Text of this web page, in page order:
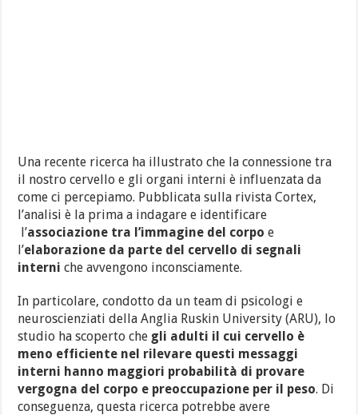
Una recente ricerca ha illustrato che la connessione tra
il nostro cervello e gli organi interni è influenzata da
come ci percepiamo. Pubblicata sulla rivista Cortex,
l’analisi è la prima a indagare e identificare
l’associazione tra l’immagine del corpo e
l’elaborazione da parte del cervello di segnali
interni che avvengono inconsciamente.
In particolare, condotto da un team di psicologi e
neuroscienziati della Anglia Ruskin University (ARU), lo
studio ha scoperto che gli adulti il cui cervello è
meno efficiente nel rilevare questi messaggi
interni hanno maggiori probabilità di provare
vergogna del corpo e preoccupazione per il peso. Di
conseguenza, questa ricerca potrebbe avere